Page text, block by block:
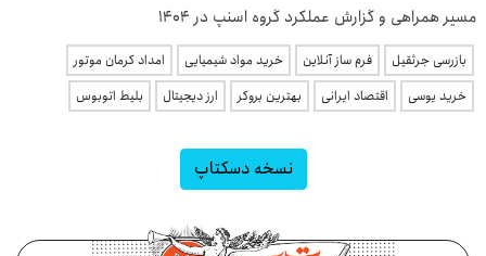
مسیر همراهی و گزارش عملکرد گروه اسنپ در ۱۴۰۴
بازرسی جرثقیل فرم ساز آنلاین خرید مواد شیمیایی
امداد کرمان موتور
خرید یوسی
اقتصاد ایرانی بهترین بروکر ارز دیجیتال بلیط اتوبوس
نسخه دسکتاپ